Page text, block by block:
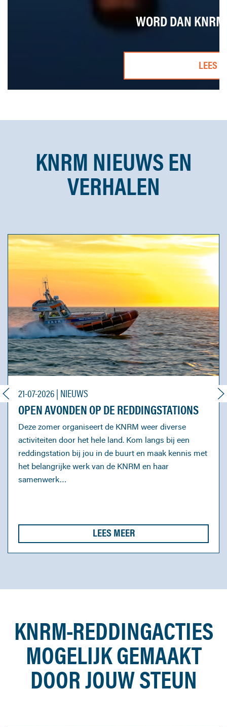
WORD DAN
LEES
KNRM NIEUWS EN
VERHALEN
21-07-2026 | NIEUWS
OPEN AVONDEN OP DE REDDINGSTATIONS
Deze zomer organiseert de KNRM weer diverse
activiteiten door het hele land. Kom langs bij een
reddingstation bij jou in de buurt en maak kennis met
het belangrijke werk van de KNRM en haar
samenwerk…
LEES MEER
KNRM-REDDINGACTIES
MOGELIJK GEMAAKT
DOOR JOUW STEUN